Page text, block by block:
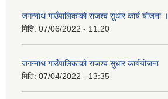
जगन्नाथ गाउँपालिकाको राजश्व सुधार कार्य योजना ।
मिति: 07/06/2022 - 11:20
जगन्नाथ गाउँपालिकाको राजश्व सुधार कार्ययोजना
मिति: 07/04/2022 - 13:35